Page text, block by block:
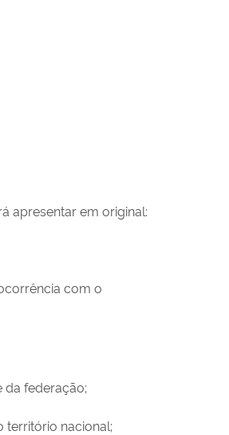
apresentar em original:
com o
da federação;
território nacional;